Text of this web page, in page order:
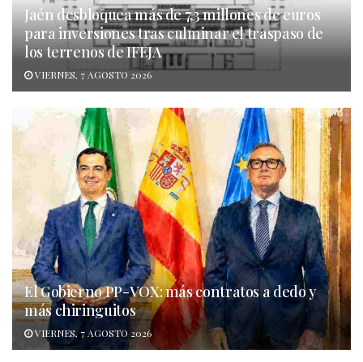
Jaén desbloquea más de 7,3 millones de euros
para inversiones tras culminar el traspaso de
los terrenos de IFEJA
VIERNES, 7 AGOSTO 2026
El Gobierno PP-VOX: más contratos a dedo y
más chiringuitos
VIERNES, 7 AGOSTO 2026